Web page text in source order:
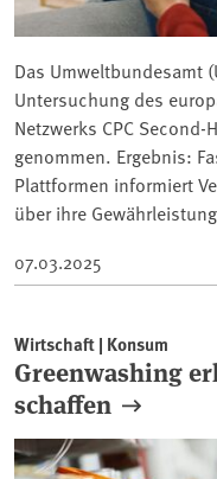
Das Umweltbundesamt
Untersuchung des
Netzwerks CPC
genommen. Ergebnis:
Plattformen informiert
über ihre
07.03.2025
Wirtschaft | Konsum
Greenwashing
schaffen